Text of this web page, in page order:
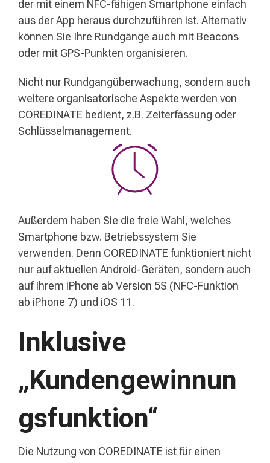
der mit einem NFC-fähigen Smartphone einfach
aus der App heraus durchzuführen ist. Alternativ
können Sie Ihre Rundgänge auch mit Beacons
oder mit GPS-Punkten organisieren.
Nicht nur Rundgangüberwachung, sondern auch
weitere organisatorische Aspekte werden von
COREDINATE bedient, z.B. Zeiterfassung oder
Schlüsselmanagement.
Außerdem haben Sie die freie Wahl, welches
Smartphone bzw. Betriebssystem Sie
verwenden. Denn COREDINATE funktioniert nicht
nur auf aktuellen Android-Geräten, sondern auch
auf Ihrem iPhone ab Version 5S (NFC-Funktion
ab iPhone 7) und iOS 11.
Inklusive
„Kundengewinnun
gsfunktion“
Die Nutzung von COREDINATE ist für einen